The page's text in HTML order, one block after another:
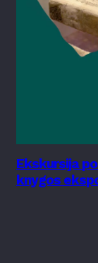
Ekskursija
knygos